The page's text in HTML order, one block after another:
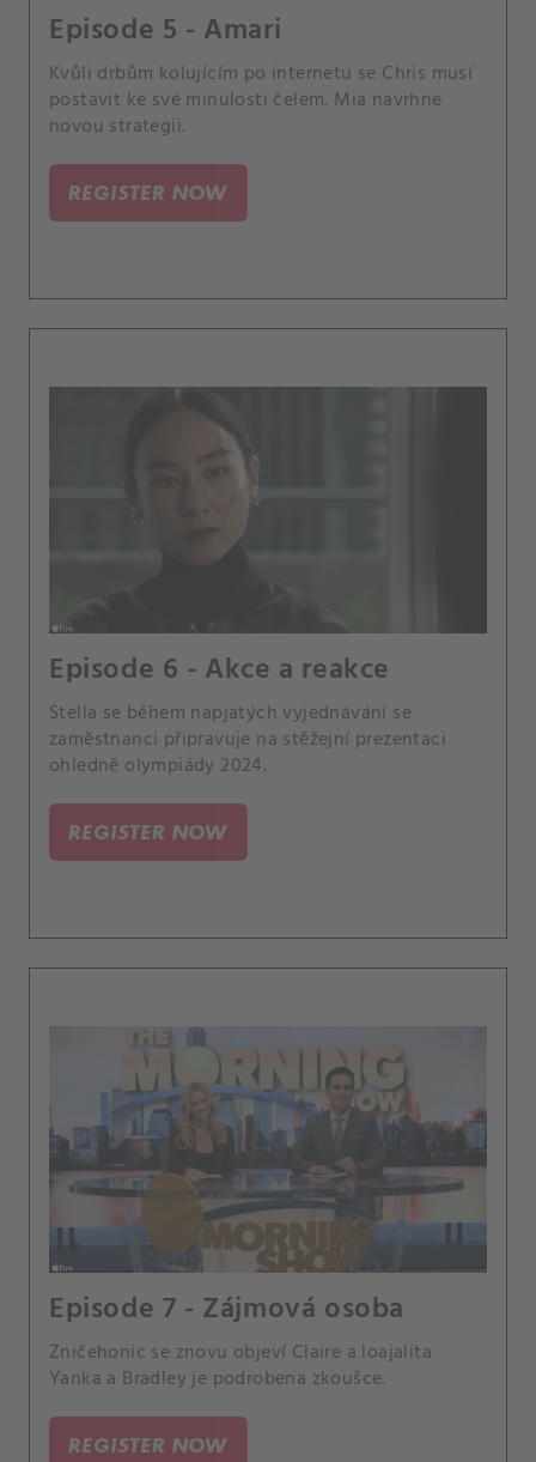
Episode 5 - Amari
Kvůli drbům kolujícím po internetu se Chris musí
postavit ke své minulosti čelem. Mia navrhne
novou strategii.
REGISTER NOW
Episode 6 - Akce a reakce
Stella se během napjatých vyjednávání se
zaměstnanci připravuje na stěžejní prezentaci
ohledně olympiády 2024.
REGISTER NOW
Episode 7 - Zájmová osoba
Zničehonic se znovu objeví Claire a loajalita
Yanka a Bradley je podrobena zkoušce.
REGISTER NOW